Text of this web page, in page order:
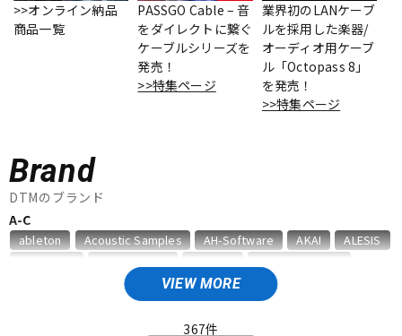
パーカッション
管楽器
アンプ エフェクター
>>オンライン納品
商品一覧
PASSGO Cable – 音
をダイレクトに繋ぐ
ケーブルシリーズを
発売！
>>特集ページ
業界初のLANケーブ
ルを採用した楽器/
オーディオ用ケーブ
ル「Octopass 8」
を発売！
>>特集ページ
Brand
DTMのブランド
VIEW MORE
A-C
ableton Acoustic Samples AH-Software AKAI
ALESIS
Artiphon ARTRIG Arturia
audio-technica AVID BestService
BOSS celemony
367件